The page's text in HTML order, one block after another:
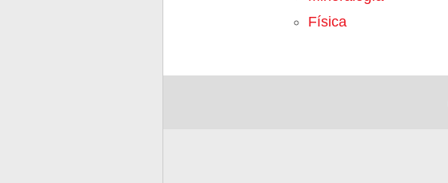
Física